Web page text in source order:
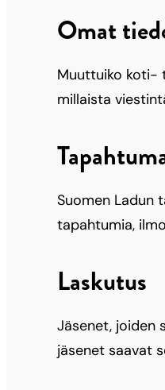
Omat
Muuttuiko koti-
millaista
Suomen Ladun
tapahtumia,
Laskutus
Jäsenet, joiden
jäsenet saavat